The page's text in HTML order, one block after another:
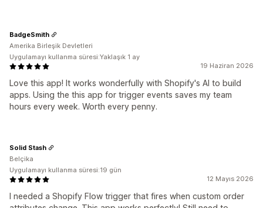
19 Haziran 2026
Love this app! It works wonderfully with Shopify's AI to build
apps. Using the this app for trigger events saves my team
hours every week. Worth every penny.
BadgeSmith
Amerika Birleşik Devletleri
Uygulamayı kullanma süresi:Yaklaşık 1 ay
12 Mayıs 2026
I needed a Shopify Flow trigger that fires when custom order
Solid Stash
Belçika
Uygulamayı kullanma süresi:19 gün